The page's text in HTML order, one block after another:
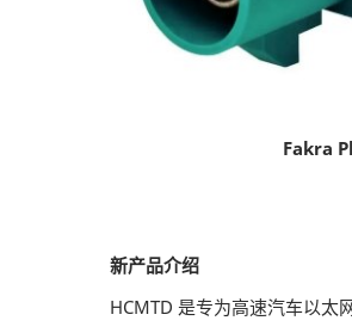
Fakra
新产品介绍
HCMTD 是专为高速汽车以太